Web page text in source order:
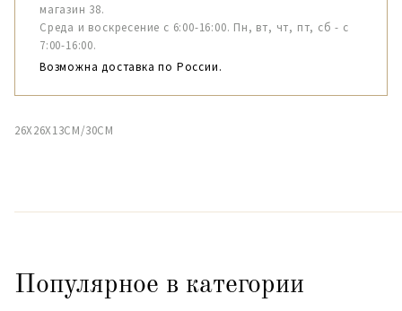
магазин 38.
Среда и воскресение с 6:00-16:00. Пн, вт, чт, пт, сб - с
7:00-16:00.
Возможна доставка по России.
26X26X13CM/30CM
Популярное в категории